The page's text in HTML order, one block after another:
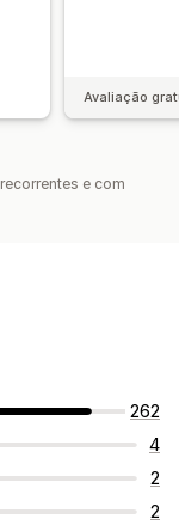
Avaliação
e com
262
4
2
2